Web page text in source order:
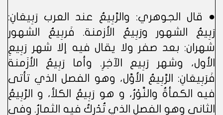
● قال الجوهري: والرَّبِيعُ عند العرب رَبِيعَانِ:
رَبِيعُ الشهور ورَبِيعُ الأزمنة. فَربِيعُ الشهور
شهران: بعد صفر ولا يقال فيه إلا شهر رَبِيعِ
الأول، وشهر رَبِيع الآخِرِ. وأما رَبِيعُ الأزَمنة
فَرَبِيعَانِ: الرَّبِيعُ الأوَّل، وهو الفصل الذي تأتى
فيه الكمأةُ والنَّوْرُ، و هو رَبِيعُ الكلأ، و الرَّبِيعُ
الثاني وهو الفصل الذي تُدْرِكُ فيه الثمارُ. وفي